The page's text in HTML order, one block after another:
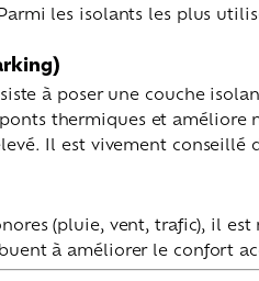
les isolants les plus
à poser une couche
thermiques et améliore
Il est vivement conseillé
(pluie, vent, trafic), il
à améliorer le confort